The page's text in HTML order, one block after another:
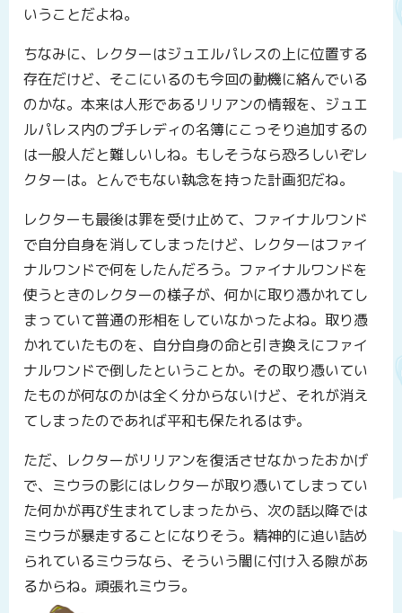
いうことだよね。
ちなみに、レクターはジュエルパレスの上に位置する
存在だけど、そこにいるのも今回の動機に絡んでいる
のかな。本来は人形であるリリアンの情報を、ジュエ
ルパレス内のプチレディの名簿にこっそり追加するの
は一般人だと難しいしね。もしそうなら恐ろしいぞレ
クターは。とんでもない執念を持った計画犯だね。
レクターも最後は罪を受け止めて、ファイナルワンド
で自分自身を消してしまったけど、レクターはファイ
ナルワンドで何をしたんだろう。ファイナルワンドを
使うときのレクターの様子が、何かに取り憑かれてし
まっていて普通の形相をしていなかったよね。取り憑
かれていたものを、自分自身の命と引き換えにファイ
ナルワンドで倒したということか。その取り憑いてい
たものが何なのかは全く分からないけど、それが消え
てしまったのであれば平和も保たれるはず。
ただ、レクターがリリアンを復活させなかったおかげ
で、ミウラの影にはレクターが取り憑いてしまってい
た何かが再び生まれてしまったから、次の話以降では
ミウラが暴走することになりそう。精神的に追い詰め
られているミウラなら、そういう闇に付け入る隙があ
るからね。頑張れミウラ。